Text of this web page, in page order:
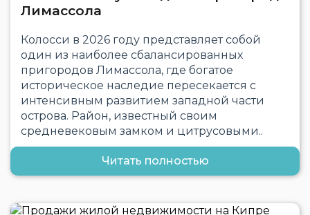
Лимассола
Колосси в 2026 году представляет собой
один из наиболее сбалансированных
пригородов Лимассола, где богатое
историческое наследие пересекается с
интенсивным развитием западной части
острова. Район, известный своим
средневековым замком и цитрусовыми..
Читать полностью